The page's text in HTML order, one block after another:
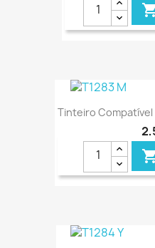
Tinteiro Compatível